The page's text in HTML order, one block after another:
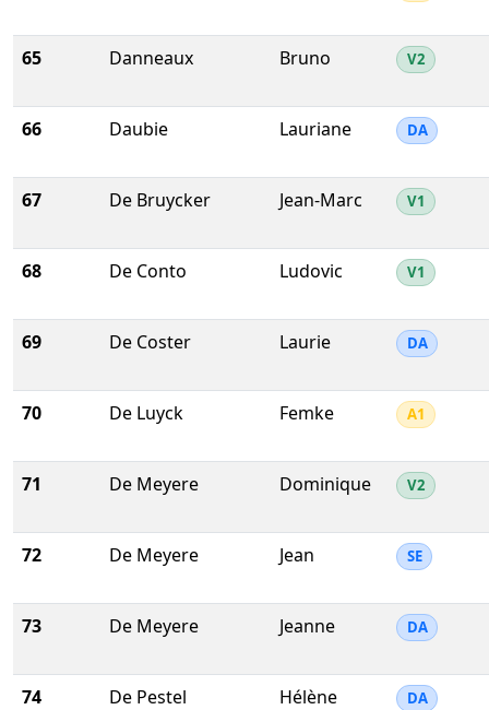
65 Danneaux Bruno V2
66 Daubie Lauriane DA
67 De Bruycker Jean-Marc V1
68 De Conto Ludovic V1
69 De Coster Laurie DA
70 De Luyck Femke A1
71 De Meyere Dominique V2
72 De Meyere Jean SE
73 De Meyere Jeanne DA
74 De Pestel Hélène DA